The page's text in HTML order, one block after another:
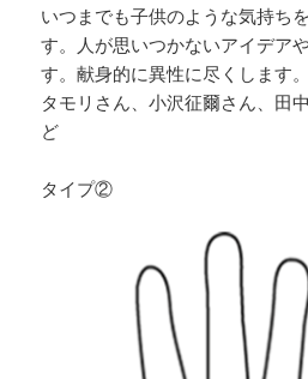
いつまでも子供のような気持ち
す。人が思いつかないアイデア
す。献身的に異性に尽くします。
タモリさん、小沢征爾さん、田
ど
タイプ②